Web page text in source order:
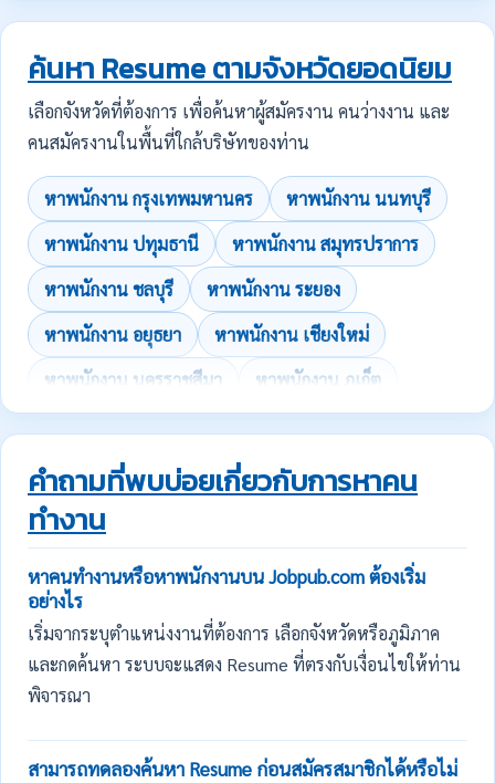
ค้นหา Resume ตามจังหวัดยอดนิยม
เลือกจังหวัดที่ต้องการ เพื่อค้นหาผู้สมัครงาน คนว่างงาน และ
คนสมัครงานในพื้นที่ใกล้บริษัทของท่าน
หาพนักงาน กรุงเทพมหานคร
หาพนักงาน นนทบุรี
หาพนักงาน ปทุมธานี
หาพนักงาน สมุทรปราการ
หาพนักงาน ชลบุรี
หาพนักงาน ระยอง
หาพนักงาน อยุธยา
หาพนักงาน เชียงใหม่
หาพนักงาน นครราชสีมา
หาพนักงาน ภูเก็ต
คำถามที่พบบ่อยเกี่ยวกับการหาคน
ทำงาน
หาคนทำงานหรือหาพนักงานบน Jobpub.com ต้องเริ่ม
อย่างไร
เริ่มจากระบุตำแหน่งงานที่ต้องการ เลือกจังหวัดหรือภูมิภาค
และกดค้นหา ระบบจะแสดง Resume ที่ตรงกับเงื่อนไขให้ท่าน
พิจารณา
สามารถทดลองค้นหา Resume ก่อนสมัครสมาชิกได้หรือไม่